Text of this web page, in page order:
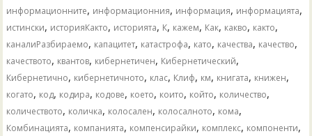
информационните, информационния, информация, информацията,
истински, историяКакто, историята, К, кажем, Как, какво, както,
каналиРазбираемо, капацитет, катастрофа, като, качества, качество,
качеството, квантов, кибернетичен, Кибернетический,
Кибернетично, кибернетичното, клас, Клиф, км, книгата, книжен,
когато, код, кодира, кодове, което, които, който, количество,
количеството, количка, колосален, колосалното, кома,
Комбинацията, компанията, компенсирайки, комплекс, компоненти,